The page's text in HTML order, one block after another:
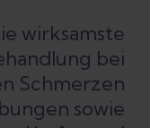
wirksamste
bei
Schmerzen
sowie